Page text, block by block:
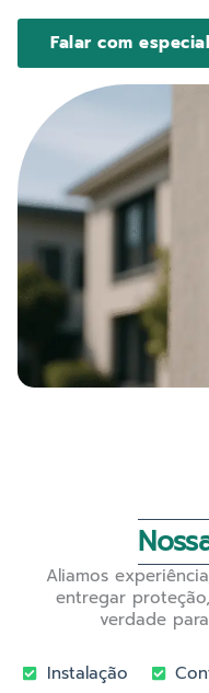
Falar com
Aliamos
entregar
verdade
Instalação